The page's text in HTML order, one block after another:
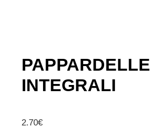
PAPPARDELLE
INTEGRALI
2.70€